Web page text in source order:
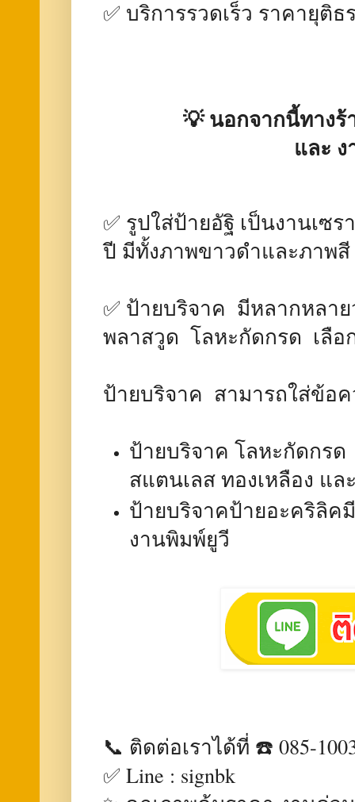
✅ บริการรวดเร็ว ราคายุติธ
💡 นอกจากนี้ทางร้
และ
✅ รูปใส่ป้ายอัฐิ เป็นงานเซ
ปี มีทั้งภาพขาวดำและภาพสี
✅ ป้ายบริจาค มีหลากหลา
พลาสวูด โลหะกัดกรด เลือ
ป้ายบริจาค สามารถใส่ข้อ
ป้ายบริจาค โลหะกัดกร
สแตนเลส ทองเหลือง แล
ป้ายบริจาคป้ายอะคริลิค
งานพิมพ์ยูวี
📞 ติดต่อเราได้ที่ ☎️ 085-
✅ Line : signbk